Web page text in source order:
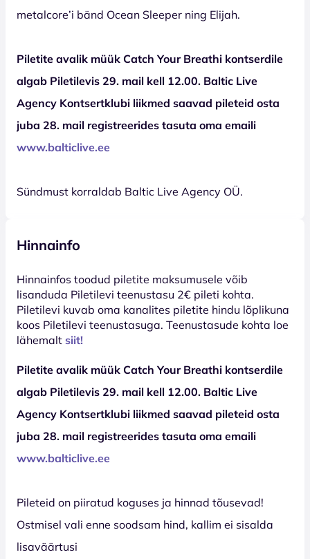
metalcore’i bänd Ocean Sleeper ning Elijah.
Piletite avalik müük Catch Your Breathi kontserdile
algab Piletilevis 29. mail kell 12.00. Baltic Live
Agency Kontsertklubi liikmed saavad pileteid osta
juba 28. mail registreerides tasuta oma emaili
www.balticlive.ee
Sündmust korraldab Baltic Live Agency OÜ.
Hinnainfo
Hinnainfos toodud piletite maksumusele võib
lisanduda Piletilevi teenustasu 2€ pileti kohta.
Piletilevi kuvab oma kanalites piletite hindu lõplikuna
koos Piletilevi teenustasuga. Teenustasude kohta loe
lähemalt siit!
Piletite avalik müük Catch Your Breathi kontserdile
algab Piletilevis 29. mail kell 12.00. Baltic Live
Agency Kontsertklubi liikmed saavad pileteid osta
juba 28. mail registreerides tasuta oma emaili
www.balticlive.ee
Pileteid on piiratud koguses ja hinnad tõusevad!
Ostmisel vali enne soodsam hind, kallim ei sisalda
lisaväärtusi